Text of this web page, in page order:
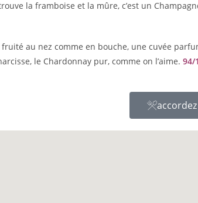
la framboise et la mûre, c’est un
au nez comme en bouche, une cuvée
le Chardonnay pur, comme on l’aime. 94/